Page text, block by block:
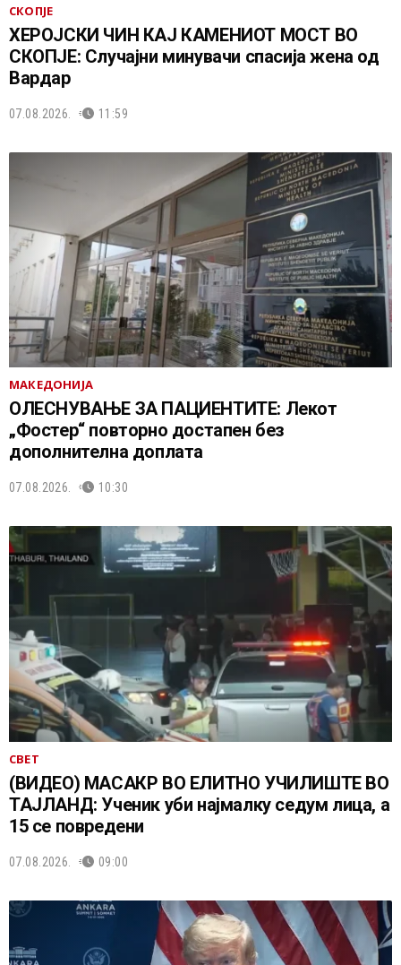
СКОПЈЕ
ХЕРОЈСКИ ЧИН КАЈ КАМЕНИОТ МОСТ ВО
СКОПЈЕ: Случајни минувачи спасија жена од
Вардар
07.08.2026. 11:59
МАКЕДОНИЈА
ОЛЕСНУВАЊЕ ЗА ПАЦИЕНТИТЕ: Лекот
„Фостер“ повторно достапен без
дополнителна доплата
07.08.2026. 10:30
СВЕТ
(ВИДЕО) МАСАКР ВО ЕЛИТНО УЧИЛИШТЕ ВО
ТАЈЛАНД: Ученик уби најмалку седум лица, а
15 се повредени
07.08.2026. 09:00